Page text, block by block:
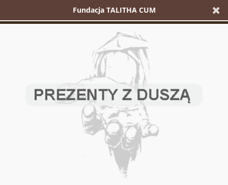
Fundacja TALITHA CUM